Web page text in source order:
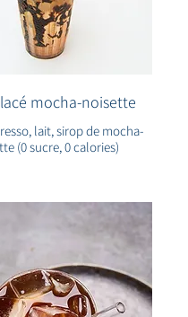
mocha-noisette
lait, sirop de mocha-
(0 sucre, 0 calories)